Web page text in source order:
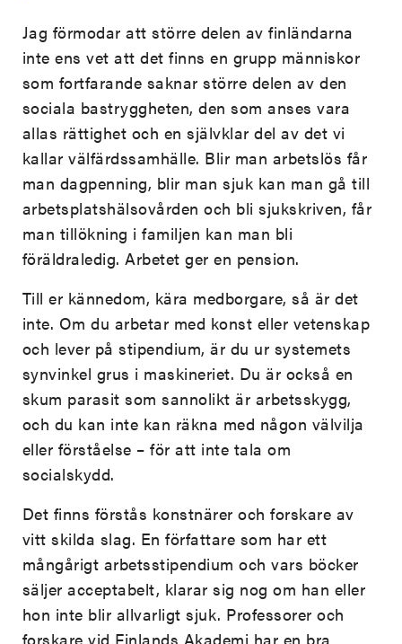
Jag förmodar att större delen av finländarna
inte ens vet att det finns en grupp människor
som fortfarande saknar större delen av den
sociala bastryggheten, den som anses vara
allas rättighet och en självklar del av det vi
kallar välfärdssamhälle. Blir man arbetslös får
man dagpenning, blir man sjuk kan man gå till
arbetsplatshälsovården och bli sjukskriven, får
man tillökning i familjen kan man bli
föräldraledig. Arbetet ger en pension.
Till er kännedom, kära medborgare, så är det
inte. Om du arbetar med konst eller vetenskap
och lever på stipendium, är du ur systemets
synvinkel grus i maskineriet. Du är också en
skum parasit som sannolikt är arbetsskygg,
och du kan inte kan räkna med någon välvilja
eller förståelse – för att inte tala om
socialskydd.
Det finns förstås konstnärer och forskare av
vitt skilda slag. En författare som har ett
mångårigt arbetsstipendium och vars böcker
säljer acceptabelt, klarar sig nog om han eller
hon inte blir allvarligt sjuk. Professorer och
forskare vid Finlands Akademi har en bra